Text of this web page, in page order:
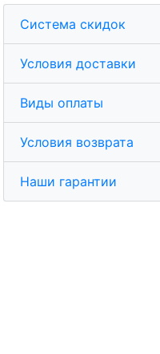
Система скидок
Условия доставки
Виды оплаты
Условия возврата
Наши гарантии